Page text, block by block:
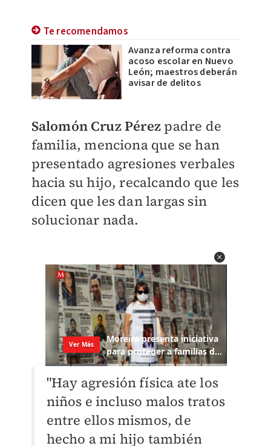
Te recomendamos
Avanza reforma contra
acoso escolar en Nuevo
León; maestros deberán
avisar de delitos
Salomón Cruz Pérez padre de
familia, menciona que se han
presentado agresiones verbales
hacia su hijo, recalcando que les
dicen que les dan largas sin
solucionar nada.
"Hay agresión física ate los
niños e incluso malos tratos
entre ellos mismos, de
hecho a mi hijo también